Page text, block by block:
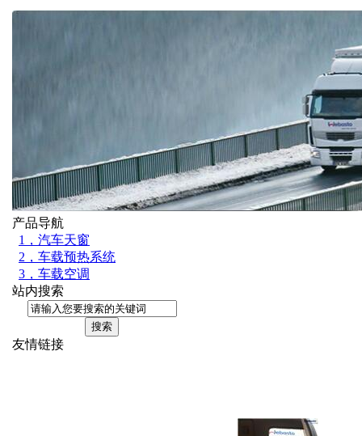
产品导航
1，汽车天窗
2，车载预热系统
3，车载空调
站内搜索
友情链接